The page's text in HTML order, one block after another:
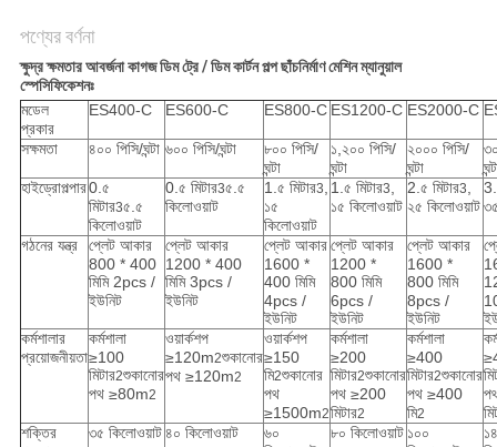
পণ্যের বর্ণনা
ক্ষুদ্র ক্ষমতার আবর্জনা কাগজ ডিম ট্রে / ডিম কার্টন পল্প ছাঁচনির্মাণ মেশিন ম্যানুয়াল
স্পেসিফিকেশনঃ
মডেল
প্রকার
ES400-C ES600-C ES800-C ES1200-C ES2000-C
সক্ষমতা ৪০০ পিসি/ঘন্টা ৬০০ পিসি/ঘন্টা
৮০০ পিসি/
ঘন্টা
১,২০০ পিসি/
ঘন্টা
২০০০ পিসি/
ঘন্টা
হাইড্রোপল্পার0.৫
মিটার3৫.৫
কিলোওয়াট
0.৫ মিটার3৫.৫
কিলোওয়াট
1.৫ মিটার3,
১৫
কিলোওয়াট
1.৫ মিটার3,
১৫ কিলোওয়াট
2.৫ মিটার3,
২৫ কিলোওয়াট
গঠনের যন্ত্র
প্লেট আকার
800 * 400
মিমি 2pcs /
ইউনিট
প্লেট আকার
1200 * 400
মিমি 3pcs /
ইউনিট
প্লেট আকার
1600 *
400 মিমি
4pcs /
ইউনিট
প্লেট আকার
1200 *
800 মিমি
6pcs /
ইউনিট
প্লেট আকার
1600 *
800 মিমি
8pcs /
ইউনিট
কর্মশালার
প্রয়োজনীয়তা
কর্মশালা
≥100
মিটার2শুকানোর
পথ ≥80m2
ওয়ার্কশপ
≥120m2শুকানোর
পথ ≥120m2
ওয়ার্কশপ
≥150
মি2শুকানোর
পথ
≥1500m2
কর্মশালা
≥200
মিটার2শুকানোর
পথ ≥200
মিটার2
কর্মশালা
≥400
মিটার2শুকানোর
পথ ≥400
মি2
শক্তির
৩৫ কিলোওয়াট৪০ কিলোওয়াট
৬০
৮০ কিলোওয়াট ১০০